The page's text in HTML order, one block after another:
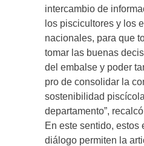
intercambio de
los piscicultores y los
nacionales, para que
tomar las buenas
del embalse y poder
pro de consolidar la
sostenibilidad
departamento”,
En este sentido, estos
diálogo permiten la